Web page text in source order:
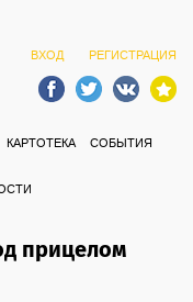
ВХОД РЕГИСТРАЦИЯ
КАРТОТЕКА СОБЫТИЯ
прицелом